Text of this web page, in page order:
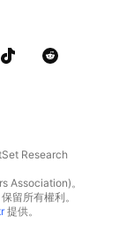
Research
Association)。
留所有權利。
提供。